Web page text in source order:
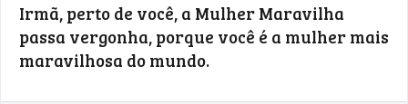
Irmã, perto de você, a Mulher Maravilha
passa vergonha, porque você é a mulher mais
maravilhosa do mundo.